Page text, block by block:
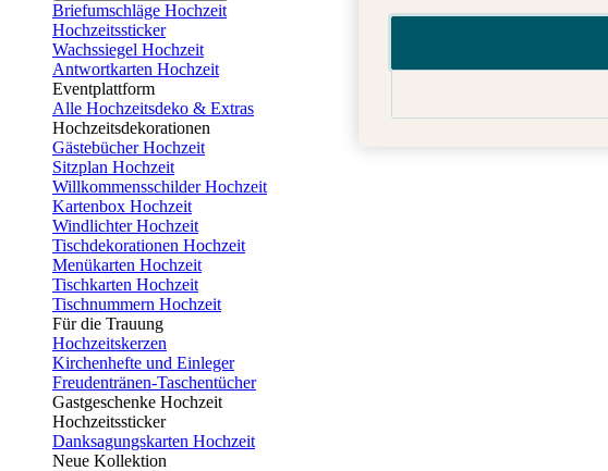
Briefumschläge Hochzeit
Hochzeitssticker
Wachssiegel Hochzeit
Antwortkarten Hochzeit
Eventplattform
Alle Hochzeitsdeko & Extras
Hochzeitsdekorationen
Gästebücher Hochzeit
Sitzplan Hochzeit
Willkommensschilder Hochzeit
Kartenbox Hochzeit
Windlichter Hochzeit
Tischdekorationen Hochzeit
Menükarten Hochzeit
Tischkarten Hochzeit
Tischnummern Hochzeit
Für die Trauung
Hochzeitskerzen
Kirchenhefte und Einleger
Freudentränen-Taschentücher
Gastgeschenke Hochzeit
Hochzeitssticker
Danksagungskarten Hochzeit
Neue Kollektion